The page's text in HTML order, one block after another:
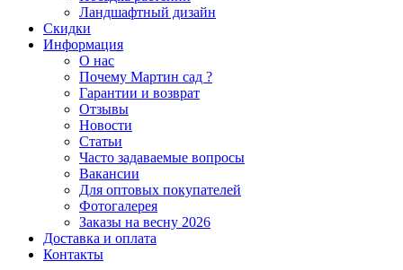
Ландшафтный дизайн
Скидки
Информация
О нас
Почему Мартин сад ?
Гарантии и возврат
Отзывы
Новости
Статьи
Часто задаваемые вопросы
Вакансии
Для оптовых покупателей
Фотогалерея
Заказы на весну 2026
Доставка и оплата
Контакты